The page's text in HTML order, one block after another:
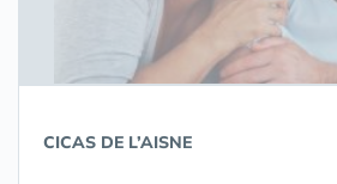
CICAS DE L’AISNE